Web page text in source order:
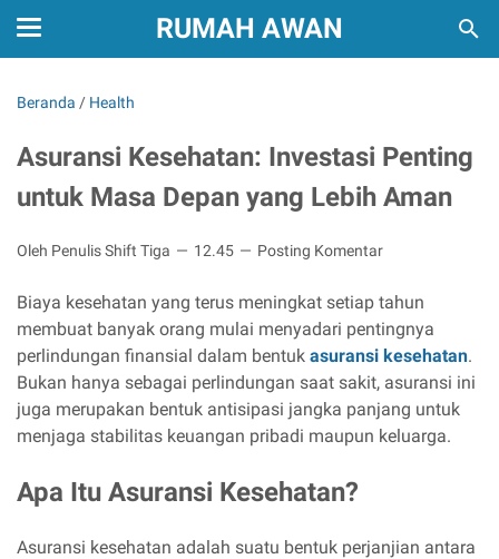
RUMAH AWAN
Beranda / Health
Asuransi Kesehatan: Investasi Penting
untuk Masa Depan yang Lebih Aman
Oleh Penulis Shift Tiga 12.45 Posting Komentar
Biaya kesehatan yang terus meningkat setiap tahun
membuat banyak orang mulai menyadari pentingnya
perlindungan finansial dalam bentuk asuransi kesehatan.
Bukan hanya sebagai perlindungan saat sakit, asuransi ini
juga merupakan bentuk antisipasi jangka panjang untuk
menjaga stabilitas keuangan pribadi maupun keluarga.
Apa Itu Asuransi Kesehatan?
Asuransi kesehatan adalah suatu bentuk perjanjian antara